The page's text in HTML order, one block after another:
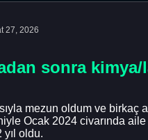
27, 2026
sonra
mezun oldum ve birkaç
Ocak 2024 civarında
yıl oldu.